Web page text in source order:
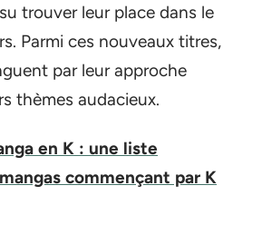
trouver leur place dans le
Parmi ces nouveaux titres,
par leur approche
thèmes audacieux.
en K : une liste
commençant par K